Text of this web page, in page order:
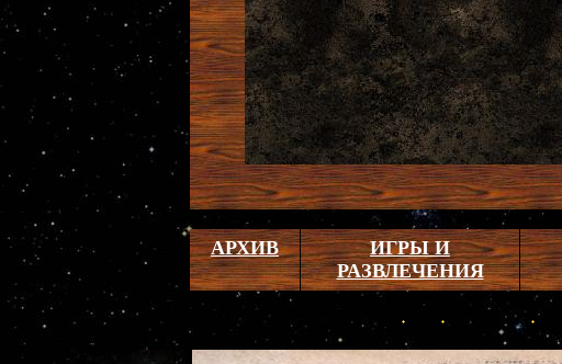
АРХИВ
ИГРЫ И
РАЗВЛЕЧЕНИЯ